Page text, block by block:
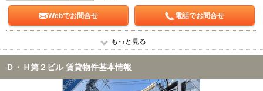
Webでお問合せ 電話でお問合せ
もっと見る
Ｄ・Ｈ第２ビル 賃貸物件基本情報